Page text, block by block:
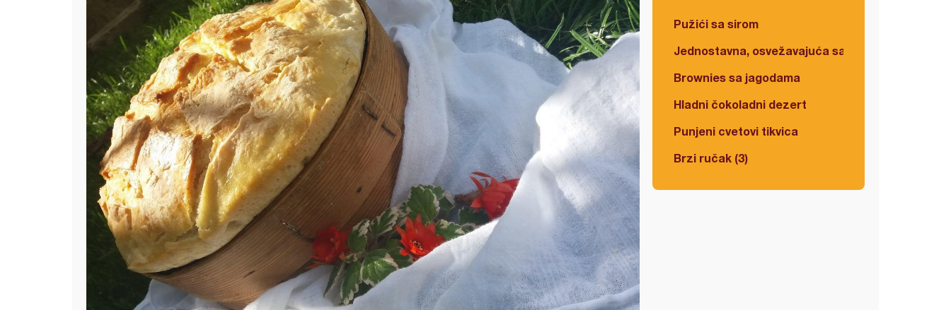
Pužići sa sirom
Jednostavna, osvežavajuća salata
Brownies sa jagodama
Hladni čokoladni dezert
Punjeni cvetovi tikvica
Brzi ručak (3)